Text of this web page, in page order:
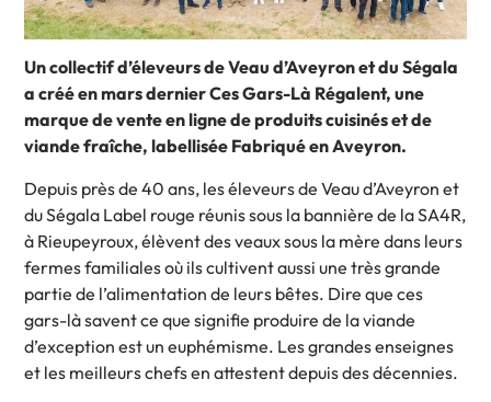
Un collectif d’éleveurs de Veau d’Aveyron et du Ségala
a créé en mars dernier Ces Gars-Là Régalent, une
marque de vente en ligne de produits cuisinés et de
viande fraîche, labellisée Fabriqué en Aveyron.
Depuis près de 40 ans, les éleveurs de Veau d’Aveyron et
du Ségala Label rouge réunis sous la bannière de la SA4R,
à Rieupeyroux, élèvent des veaux sous la mère dans leurs
fermes familiales où ils cultivent aussi une très grande
partie de l’alimentation de leurs bêtes. Dire que ces
gars-là savent ce que signifie produire de la viande
d’exception est un euphémisme. Les grandes enseignes
et les meilleurs chefs en attestent depuis des décennies.